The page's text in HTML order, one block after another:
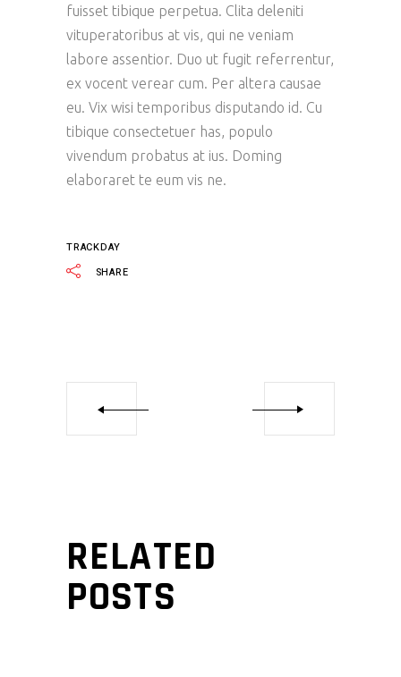
fuisset tibique perpetua. Clita deleniti
vituperatoribus at vis, qui ne veniam
labore assentior. Duo ut fugit referrentur,
ex vocent verear cum. Per altera causae
eu. Vix wisi temporibus disputando id. Cu
tibique consectetuer has, populo
vivendum probatus at ius. Doming
elaboraret te eum vis ne.
TRACKDAY
SHARE
RELATED
POSTS